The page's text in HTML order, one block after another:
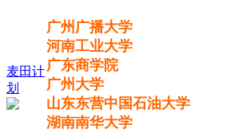
麦田计
划
广州广播大学
河南工业大学
广东商学院
广州大学
山东东营中国石油大学
湖南南华大学